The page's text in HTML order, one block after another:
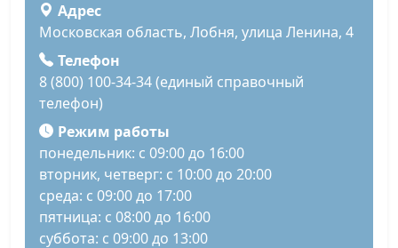
Адрес
Московская область, Лобня, улица Ленина, 4
Телефон
8 (800) 100-34-34 (единый справочный
телефон)
Режим работы
понедельник: с 09:00 до 16:00
вторник, четверг: с 10:00 до 20:00
среда: с 09:00 до 17:00
пятница: с 08:00 до 16:00
суббота: с 09:00 до 13:00